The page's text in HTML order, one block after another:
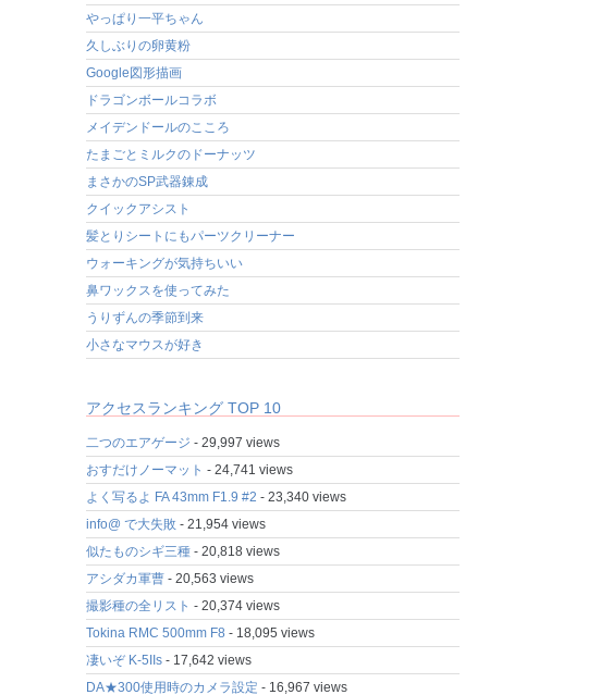
やっぱり一平ちゃん
久しぶりの卵黄粉
Google図形描画
ドラゴンボールコラボ
メイデンドールのこころ
たまごとミルクのドーナッツ
まさかのSP武器錬成
クイックアシスト
髪とりシートにもパーツクリーナー
ウォーキングが気持ちいい
鼻ワックスを使ってみた
うりずんの季節到来
小さなマウスが好き
アクセスランキング TOP 10
二つのエアゲージ - 29,997 views
おすだけノーマット - 24,741 views
よく写るよ FA 43mm F1.9 #2 - 23,340 views
info@ で大失敗- 21,954 views
似たものシギ三種- 20,818 views
アシダカ軍曹- 20,563 views
撮影種の全リスト - 20,374 views
Tokina RMC 500mm F8 - 18,095 views
凄いぞ K-5IIs- 17,642 views
DA★300使用時のカメラ設定 - 16,967 views